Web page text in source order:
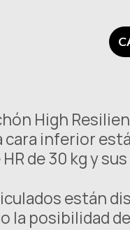
High
cara inferior
de 30 kg y
están
la posibilidad